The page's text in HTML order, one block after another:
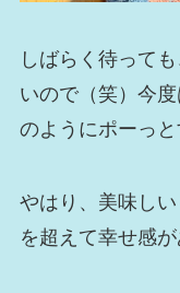
しばらく待っても
いので（笑）今
のようにポーっと
やはり、美味し
を超えて幸せ感が